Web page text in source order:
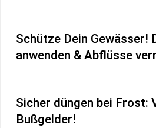
Schütze Dein Gewässer!
anwenden & Abflüsse
Sicher düngen bei Frost:
Bußgelder!